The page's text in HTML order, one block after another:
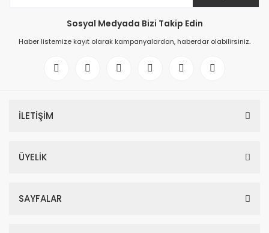
Sosyal Medyada Bizi Takip Edin
Haber listemize kayıt olarak kampanyalardan, haberdar olabilirsiniz.
İLETİŞİM
ÜYELİK
SAYFALAR